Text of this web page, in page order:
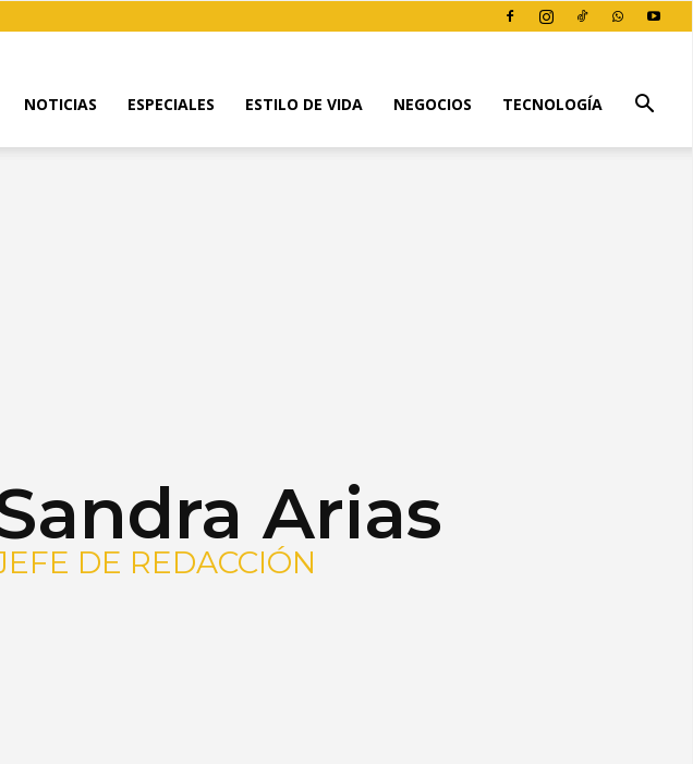
NOTICIAS ESPECIALES ESTILO DE VIDA NEGOCIOS TECNOLOGÍA
Arias
DE REDACCIÓN